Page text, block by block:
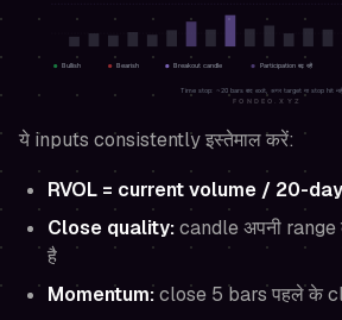
ये inputs consistently इस्तेमाल करें:
RVOL = current volume / 20-
Close quality:candle अपनी range
है
Momentum:close 5 bars पहले के